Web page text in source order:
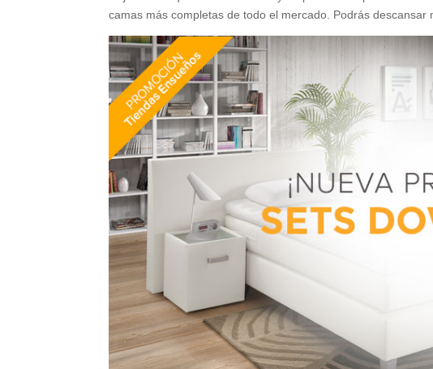
camas más completas de todo el mercado. Podrás descansar